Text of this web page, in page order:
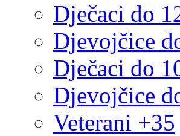
Dječaci do
Djevojčice
Dječaci do
Djevojčice
Veterani +35